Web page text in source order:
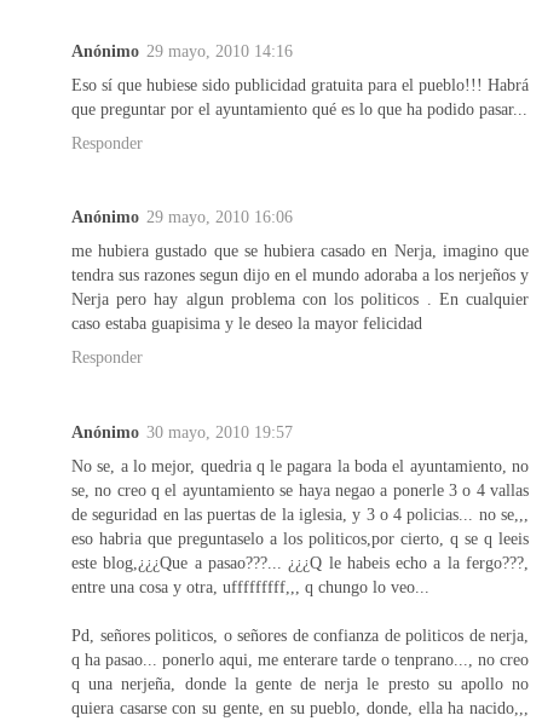
Anónimo 29 mayo, 2010 14:16
Eso sí que hubiese sido publicidad gratuita para el pueblo!!! Habrá
que preguntar por el ayuntamiento qué es lo que ha podido pasar...
Responder
Anónimo 29 mayo, 2010 16:06
me hubiera gustado que se hubiera casado en Nerja, imagino que
tendra sus razones segun dijo en el mundo adoraba a los nerjeños y
Nerja pero hay algun problema con los politicos . En cualquier
caso estaba guapisima y le deseo la mayor felicidad
Responder
Anónimo 30 mayo, 2010 19:57
No se, a lo mejor, quedria q le pagara la boda el ayuntamiento, no
se, no creo q el ayuntamiento se haya negao a ponerle 3 o 4 vallas
de seguridad en las puertas de la iglesia, y 3 o 4 policias... no se,,,
eso habria que preguntaselo a los politicos,por cierto, q se q leeis
este blog,¿¿¿Que a pasao???... ¿¿¿Q le habeis echo a la fergo???,
entre una cosa y otra, ufffffffff,,, q chungo lo veo...
Pd, señores politicos, o señores de confianza de politicos de nerja,
q ha pasao... ponerlo aqui, me enterare tarde o tenprano..., no creo
q una nerjeña, donde la gente de nerja le presto su apollo no
quiera casarse con su gente, en su pueblo, donde, ella ha nacido,,,